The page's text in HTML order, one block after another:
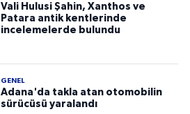
Vali Hulusi Şahin, Xanthos ve
Patara antik kentlerinde
incelemelerde bulundu
GENEL
Adana'da takla atan otomobilin
sürücüsü yaralandı